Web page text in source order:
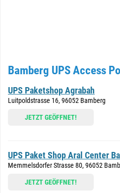
Bamberg UPS Access
UPS Paketshop Agrabah
Luitpoldstrasse 16, 96052 Bamberg
JETZT GEÖFFNET!
UPS Paket Shop Aral Center
Memmelsdorfer Strasse 80, 96052
JETZT GEÖFFNET!